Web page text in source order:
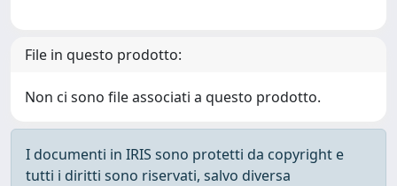
File in questo prodotto:
Non ci sono file associati a questo prodotto.
I documenti in IRIS sono protetti da copyright e
tutti i diritti sono riservati, salvo diversa